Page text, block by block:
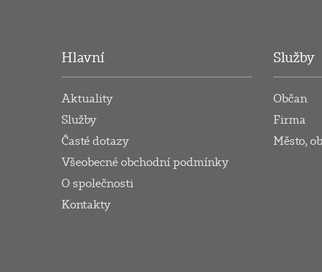
Hlavní
Aktuality
Služby
Časté dotazy
Všeobecné obchodní podmínky
O společnosti
Kontakty
Služby
Občan
Firma
Město,